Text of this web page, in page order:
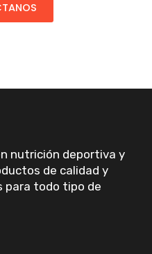
nutrición deportiva y
de calidad y
para todo tipo de